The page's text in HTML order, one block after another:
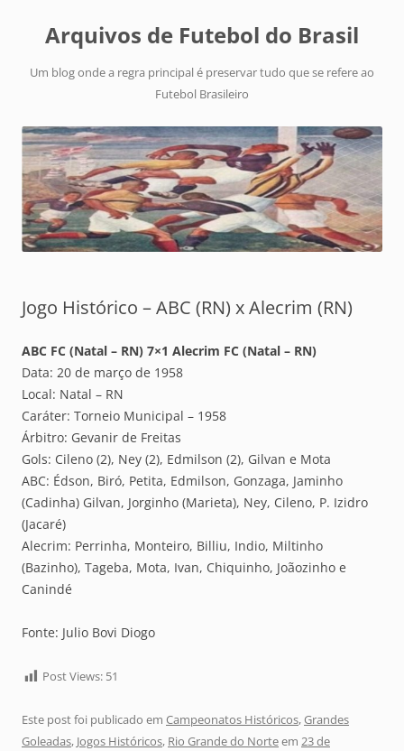
Arquivos de Futebol do Brasil
Um blog onde a regra principal é preservar tudo que se refere ao
Futebol Brasileiro
Jogo Histórico – ABC (RN) x Alecrim (RN)
ABC FC (Natal – RN) 7×1 Alecrim FC (Natal – RN)
Data: 20 de março de 1958
Local: Natal – RN
Caráter: Torneio Municipal – 1958
Árbitro: Gevanir de Freitas
Gols: Cileno (2), Ney (2), Edmilson (2), Gilvan e Mota
ABC: Édson, Biró, Petita, Edmilson, Gonzaga, Jaminho
(Cadinha) Gilvan, Jorginho (Marieta), Ney, Cileno, P. Izidro
(Jacaré)
Alecrim: Perrinha, Monteiro, Billiu, Indio, Miltinho
(Bazinho), Tageba, Mota, Ivan, Chiquinho, Joãozinho e
Canindé
Fonte: Julio Bovi Diogo
Post Views: 51
Este post foi publicado em Campeonatos Históricos,Grandes
Goleadas, Jogos Históricos, Rio Grande do Norteem 23 de